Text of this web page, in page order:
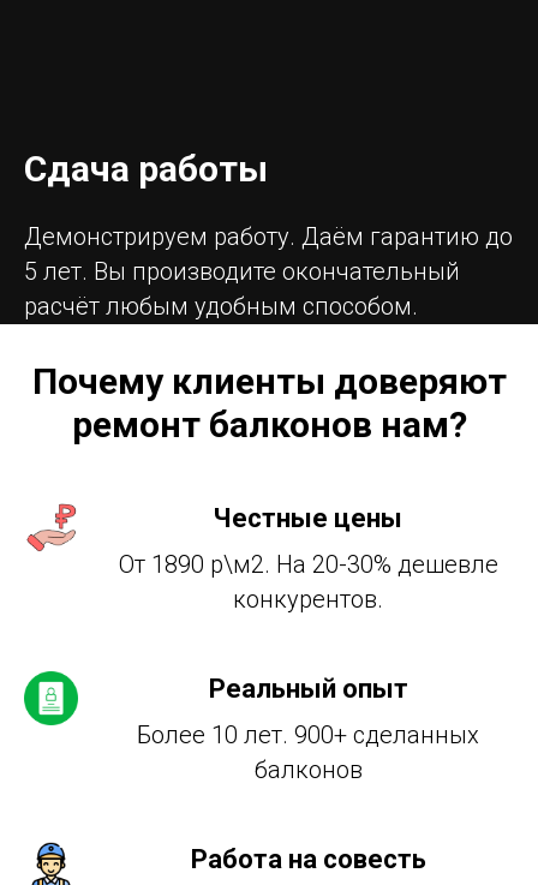
Сдача работы
Демонстрируем работу. Даём гарантию до
5 лет. Вы производите окончательный
расчёт любым удобным способом.
Почему клиенты доверяют
ремонт балконов нам?
Честные цены
От 1890 р\м2. На 20-30% дешевле
конкурентов.
Реальный опыт
Более 10 лет. 900+ сделанных
балконов
Работа на совесть